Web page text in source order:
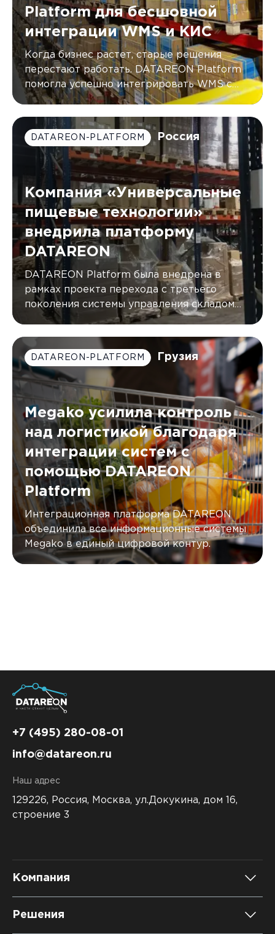
Platform для бесшовной
интеграции WMS и КИС
Когда бизнес растет, старые решения
перестают работать. DATAREON Platform
помогла успешно интегрировать WMS с
двумя КИС компании G.Lauf, автоматически
реального времени.
DATAREON-PLATFORM Россия
Компания «Универсальные
пищевые технологии»
внедрила платформу
DATAREON
DATAREON Platform была внедрена в
рамках проекта перехода с третьего
поколения системы управления складом
(WMS) от AXELOT на пятое
DATAREON-PLATFORM Грузия
Megako усилила контроль
над логистикой благодаря
интеграции систем с
помощью DATAREON
Platform
Интеграционная платформа DATAREON
объединила все информационные системы
Megako в единый цифровой контур.
+7 (495) 280-08-01
info@datareon.ru
Наш адрес
129226, Россия, Москва, ул.Докукина, дом 16,
строение 3
Компания
О компании
Решения